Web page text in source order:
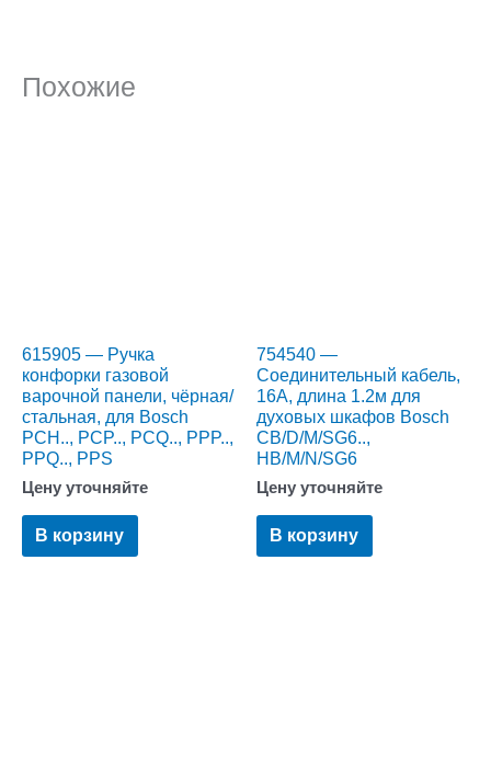
Похожие
615905 — Ручка
конфорки газовой
варочной панели, чёрная/
стальная, для Bosch
PCH.., PCP.., PCQ.., PPP..,
PPQ.., PPS
Цену уточняйте
В корзину
754540 —
Cоединительный кабель,
16A, длина 1.2м для
духовых шкафов Bosch
СB/D/M/SG6..,
HB/M/N/SG6
Цену уточняйте
В корзину